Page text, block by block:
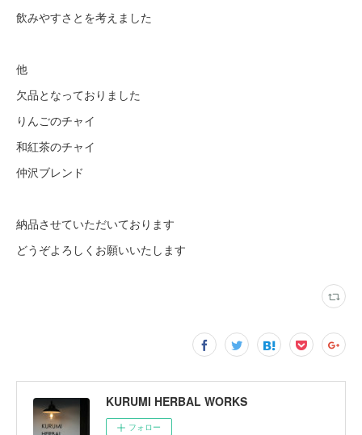
飲みやすさとを考えました
他
欠品となっておりました
りんごのチャイ
和紅茶のチャイ
仲沢ブレンド
納品させていただいております
どうぞよろしくお願いいたします
KURUMI HERBAL WORKS
フォロー